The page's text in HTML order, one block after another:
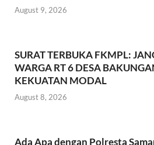
August 9, 2026
SURAT TERBUKA FKMPL:
WARGA RT 6 DESA
KEKUATAN MODAL
August 8, 2026
Ada Apa dengan Polresta